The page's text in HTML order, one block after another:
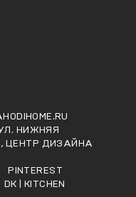
НИЖНЯЯ
ЦЕНТР ДИЗАЙНА
PINTEREST
DK | KITCHEN